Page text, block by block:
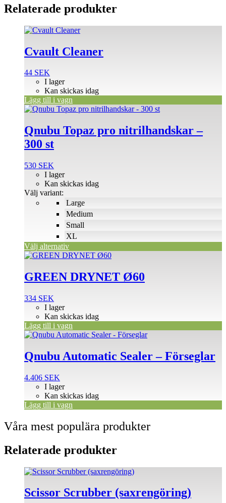
Relaterade produkter
Cvault Cleaner
44 SEK
I lager
Kan skickas idag
Lägg till i vagn
Qnubu Topaz pro nitrilhandskar –
300 st
530 SEK
Large
Medium
Small
XL
I lager
Kan skickas idag
Välj variant:
Välj alternativ
Den
produkten
har
flera
De
olika
alternativen
kan
väljas
produktsidan
GREEN DRYNET Ø60
334 SEK
I lager
Kan skickas idag
Lägg till i vagn
Qnubu Automatic Sealer – Förseglar
4.406 SEK
I lager
Kan skickas idag
Lägg till i vagn
Våra mest populära produkter
Relaterade produkter
Scissor Scrubber (saxrengöring)